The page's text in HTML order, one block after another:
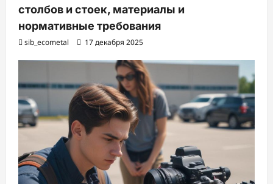
столбов и стоек, материалы и
нормативные требования
sib_ecometal 17 декабря 2025